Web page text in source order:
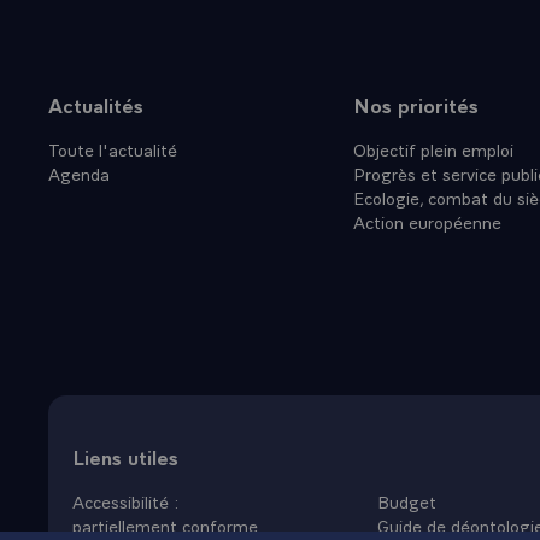
Votre ville
spirituelle et
ses écrits
naissance,
- Je ne
parler de
Corot".
pendant
c'est une
la
Plan du site
Actualités
Toute l'actualité
Agenda
Nos priorités
Objectif plein emploi
Progrès et service
Ecologie, combat du
Action européenne
Liens utiles
Accessibilité :
partiellement conforme
Budget
Guide de